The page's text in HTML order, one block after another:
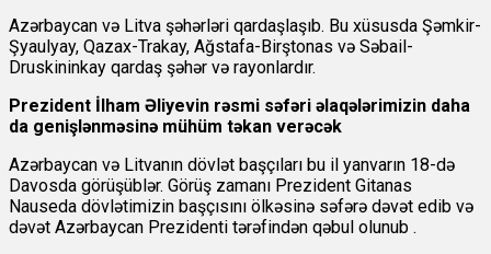
Azərbaycan və Litva şəhərləri qardaşlaşıb. Bu xüsusda Şəmkir-
Şyaulyay, Qazax-Trakay, Ağstafa-Birştonas və Səbail-
Druskininkay qardaş şəhər və rayonlardır.
Prezident İlham Əliyevin rəsmi səfəri əlaqələrimizin daha
da genişlənməsinə mühüm təkan verəcək
Azərbaycan və Litvanın dövlət başçıları bu il yanvarın 18-də
Davosda görüşüblər. Görüş zamanı Prezident Gitanas
Nauseda dövlətimizin başçısını ölkəsinə səfərə dəvət edib və
dəvət Azərbaycan Prezidenti tərəfindən qəbul olunub .